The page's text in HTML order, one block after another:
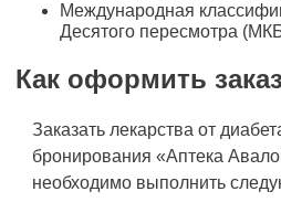
Международная
Десятого пересмотра
Как оформить
Заказать лекарства от
бронирования «Аптека
необходимо выполнить